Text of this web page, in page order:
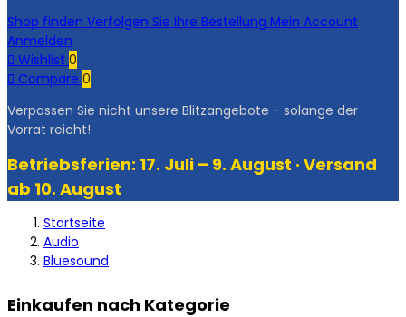
Shop finden Verfolgen Sie Ihre Bestellung Mein Account
Anmelden
 Wishlist 0
 Compare 0
Verpassen Sie nicht unsere Blitzangebote - solange der
Vorrat reicht!
Betriebsferien: 17. Juli – 9. August · Versand
ab 10. August
Startseite
Audio
Bluesound
Einkaufen nach Kategorie